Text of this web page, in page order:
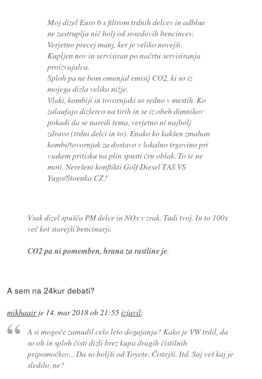
Moj dizel Euro 6 s filtrom trdnih delcev in adblue
ne zastruplja nič bolj od sosedovih bencincev.
Verjetno precej manj, ker je veliko novejši.
Kupljen nov in servisiran po načrtu servisiranja
proizvajalca.
Sploh pa ne bom omenjal emisij CO2, ki so iz
mojega dizla veliko nižje.
Vlaki, kombiji in tovornjaki so redno v mestih. Ko
zalaufajo dizlerco na tirih in se iz obeh dimnikov
pokadi da se naredi tema, verjetno ni najbolj
zdravo (trdni delci in to). Enako ko kakšen zmahan
kombi/tovornjak za dostavo v lokalno trgovino pri
vsakem pritisku na plin spusti črn oblak. To te ne
moti. Nerešeni konflikti Golf Diesel TAS VS
Yugo/Stoenka CZ?
Vsak dizel spušča PM delce in NOx v zrak. Tudi tvoj. In to 100x
več kot starejši bencinarji.
CO2 pa ni pomemben, hrana za rastline je.
A sem na 24kur debati?
mikhaairje 14. mar 2018 ob 21:55izjavil:
A si mogoče zamudil celo leto dogajanja? Kako je VW trdil, da
so oh in sploh čisti dizli brez kupa dragih čistilnih
pripomočkov... Da so boljši od Toyote. Čistejši. Itd. Saj veš kaj je
sledilo, ne?